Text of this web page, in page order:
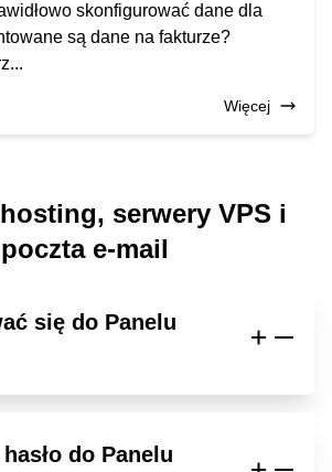
skonfigurować dane dla
są dane na fakturze?
Więcej
serwery VPS i
poczta e-mail
się do Panelu
do Panelu